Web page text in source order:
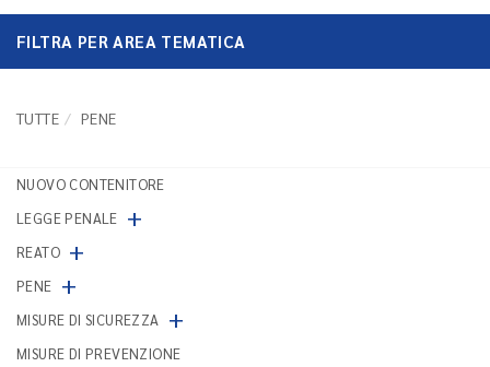
FILTRA PER AREA TEMATICA
TUTTE PENE
NUOVO CONTENITORE
LEGGE PENALE +
REATO +
PENE +
MISURE DI SICUREZZA +
MISURE DI PREVENZIONE